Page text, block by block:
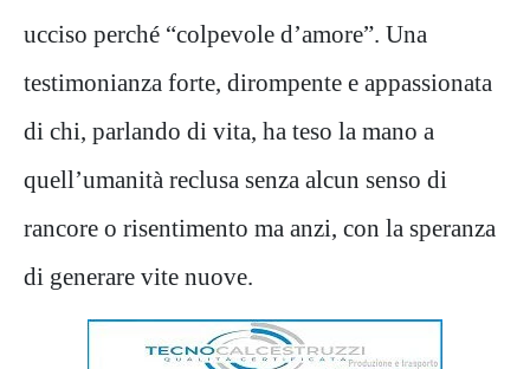
ucciso perché “colpevole d’amore”. Una
testimonianza forte, dirompente e appassionata
di chi, parlando di vita, ha teso la mano a
quell’umanità reclusa senza alcun senso di
rancore o risentimento ma anzi, con la speranza
di generare vite nuove.